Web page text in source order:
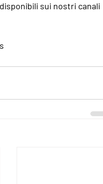
sui nostri canali